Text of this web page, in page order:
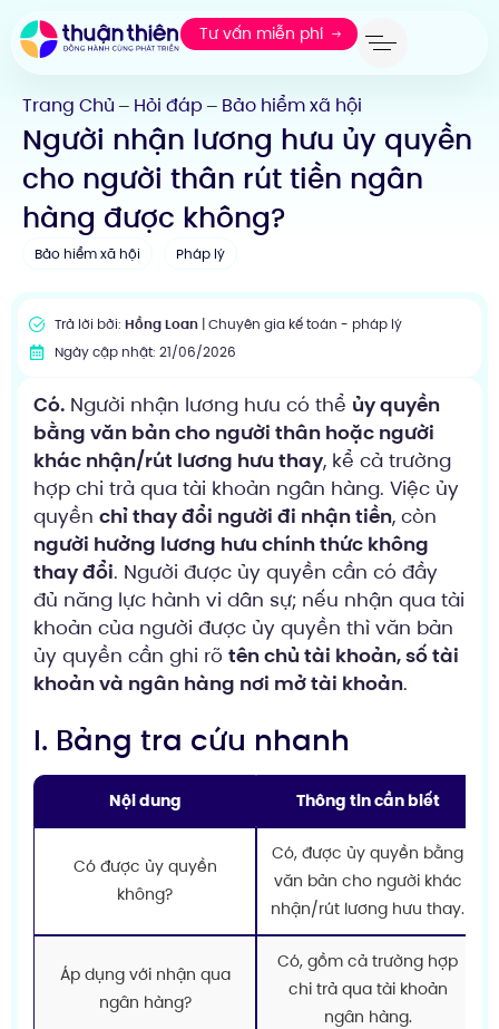
Tư vấn miễn phí
Trang Chủ — Hỏi đáp — Bảo hiểm xã hội
Người nhận lương hưu ủy quyền
cho người thân rút tiền ngân
hàng được không?
Bảo hiểm xã hội Pháp lý
Trả lời bởi: Hồng Loan| Chuyên gia kế toán - pháp lý
Ngày cập nhật: 21/06/2026
Có. Người nhận lương hưu có thể ủy quyền
bằng văn bản cho người thân hoặc người
khác nhận/rút lương hưu thay, kể cả trường
hợp chi trả qua tài khoản ngân hàng. Việc ủy
quyền chỉ thay đổi người đi nhận tiền, còn
người hưởng lương hưu chính thức không
thay đổi. Người được ủy quyền cần có đầy
đủ năng lực hành vi dân sự; nếu nhận qua tài
khoản của người được ủy quyền thì văn bản
ủy quyền cần ghi rõ tên chủ tài khoản, số tài
khoản và ngân hàng nơi mở tài khoản.
I. Bảng tra cứu nhanh
Nội dung Thông tin cần biết
Có được ủy quyền
không?
Có, được ủy quyền bằng
văn bản cho người khác
nhận/rút lương hưu thay.
Áp dụng với nhận qua
ngân hàng?
Có, gồm cả trường hợp
chi trả qua tài khoản
ngân hàng.